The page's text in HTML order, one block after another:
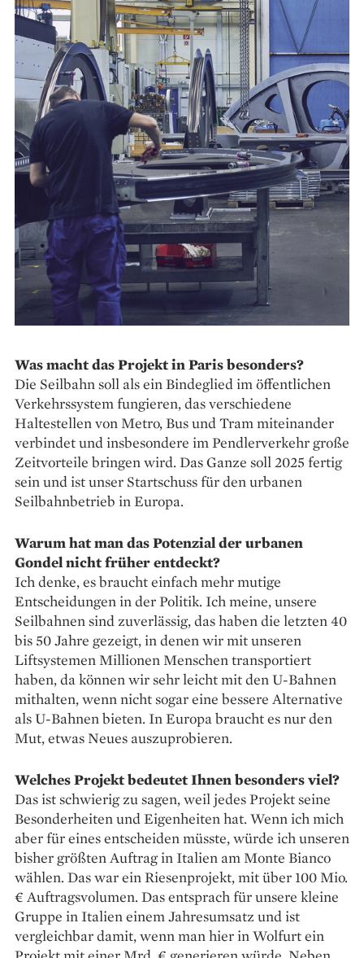
Was macht das Projekt in Paris besonders?
Die Seilbahn soll als ein Bindeglied im öffentlichen
Verkehrssystem fungieren, das verschiedene
Haltestellen von Metro, Bus und Tram miteinander
verbindet und insbesondere im Pendler­verkehr große
Zeitvorteile bringen wird. Das Ganze soll 2025 fertig
sein und ist unser Startschuss für den urbanen
Seilbahnbetrieb in Europa.
Warum hat man das Potenzial der urbanen
Gondel nicht früher entdeckt?
Ich denke, es braucht einfach mehr mutige
Entscheidungen in der Politik. Ich meine, unsere
Seilbahnen sind zuverlässig, das haben die letzten 40
bis 50 Jahre gezeigt, in denen wir mit unseren
Liftsystemen Millionen Menschen transportiert
haben, da können wir sehr leicht mit den U-Bahnen
mithalten, wenn nicht sogar eine bessere Alternative
als U-Bahnen bieten. In Europa braucht es nur den
Mut, etwas Neues auszuprobieren.
Welches Projekt bedeutet Ihnen besonders viel?
Das ist schwierig zu sagen, weil jedes Projekt seine
Besonderheiten und Eigenheiten hat. Wenn ich mich
aber für eines entscheiden müsste, würde ich unseren
bisher größten Auftrag in Italien am Monte Bianco
wählen. Das war ein Riesenprojekt, mit über 100 Mio.
€ Auftrags­volumen. Das entsprach für unsere kleine
Gruppe in Italien einem Jahresumsatz und ist
vergleichbar damit, wenn man hier in Wolfurt ein